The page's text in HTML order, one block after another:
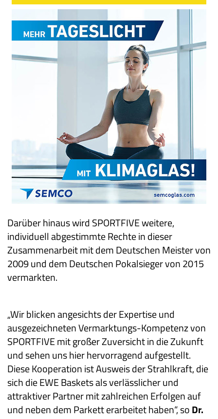
Darüber hinaus wird SPORTFIVE weitere,
individuell abgestimmte Rechte in dieser
Zusammenarbeit mit dem Deutschen Meister von
2009 und dem Deutschen Pokalsieger von 2015
vermarkten.
„Wir blicken angesichts der Expertise und
ausgezeichneten Vermarktungs-Kompetenz von
SPORTFIVE mit großer Zuversicht in die Zukunft
und sehen uns hier hervorragend aufgestellt.
Diese Kooperation ist Ausweis der Strahlkraft, die
sich die EWE Baskets als verlässlicher und
attraktiver Partner mit zahlreichen Erfolgen auf
und neben dem Parkett erarbeitet haben“, soDr.